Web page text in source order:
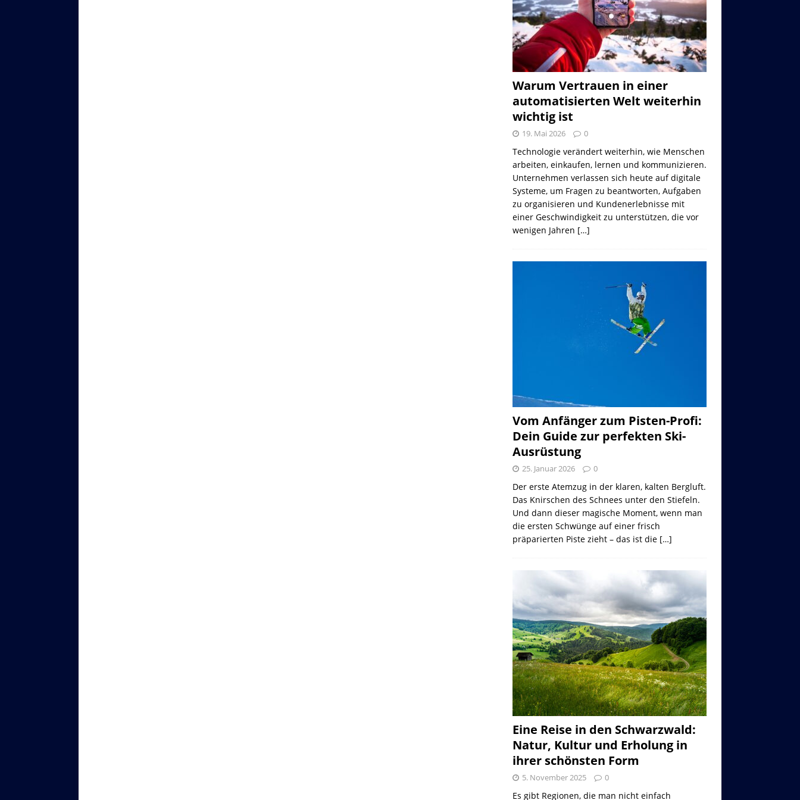
Warum Vertrauen in einer
automatisierten Welt weiterhin
wichtig ist
19. Mai 2026 0
Technologie verändert weiterhin, wie Menschen
arbeiten, einkaufen, lernen und kommunizieren.
Unternehmen verlassen sich heute auf digitale
Systeme, um Fragen zu beantworten, Aufgaben
zu organisieren und Kundenerlebnisse mit
einer Geschwindigkeit zu unterstützen, die vor
wenigen Jahren […]
Vom Anfänger zum Pisten-Profi:
Dein Guide zur perfekten Ski-
Ausrüstung
25. Januar 2026 0
Der erste Atemzug in der klaren, kalten Bergluft.
Das Knirschen des Schnees unter den Stiefeln.
Und dann dieser magische Moment, wenn man
die ersten Schwünge auf einer frisch
präparierten Piste zieht – das ist die […]
Eine Reise in den Schwarzwald:
Natur, Kultur und Erholung in
ihrer schönsten Form
5. November 2025 0
Es gibt Regionen, die man nicht einfach